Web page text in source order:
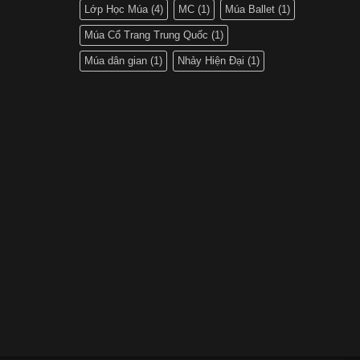
Lớp Học Múa(4) MC(1) Múa Ballet(1)
Múa Cổ Trang Trung Quốc (1)
Múa dân gian(1) Nhảy Hiện Đại (1)